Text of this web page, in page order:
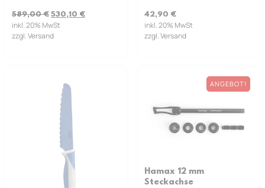
589,00€ 530,10 €
inkl. 20% MwSt
zzgl. Versand
42,90 €
inkl. 20% MwSt
zzgl. Versand
ANGEBOT!
Hamax 12 mm
Steckachse